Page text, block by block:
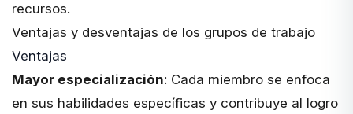
recursos.
Ventajas y desventajas de los grupos de trabajo
Ventajas
Mayor especialización: Cada miembro se enfoca
en sus habilidades específicas y contribuye al logro